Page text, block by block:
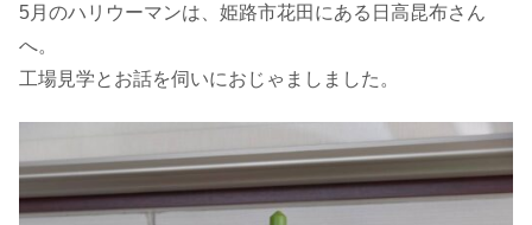
5月のハリウーマンは、姫路市花田にある日高昆布さん
へ。
工場見学とお話を伺いにおじゃましました。